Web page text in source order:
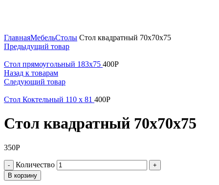
ГлавнаяМебельСтолы Стол квадратный 70х70х75
Предыдущий товар
Стол прямоугольный 183х75 400Р
Назад к товарам
Следующий товар
Стол Коктельный 110 х 81 400Р
Стол квадратный 70х70х75
350Р
Количество
В корзину